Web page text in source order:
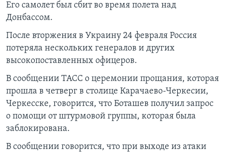
Его самолет был сбит во время полета над
Донбассом.
После вторжения в Украину 24 февраля Россия
потеряла нескольких генералов и других
высокопоставленных офицеров.
В сообщении ТАСС о церемонии прощания, которая
прошла в четверг в столице Карачаево-Черкесии,
Черкесске, говорится, что Боташев получил запрос
о помощи от штурмовой группы, которая была
заблокирована.
В сообщении говорится, что при выходе из атаки